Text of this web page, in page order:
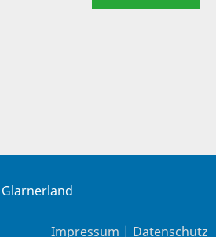
Impressum | Datenschutz